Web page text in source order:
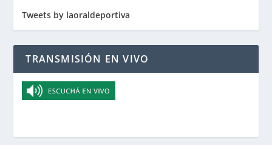
Tweets by laoraldeportiva
TRANSMISIÓN EN VIVO